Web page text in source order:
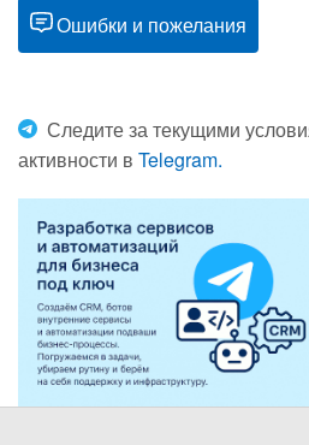
Ошибки и пожелания
Следите за текущими
активности в Telegram.